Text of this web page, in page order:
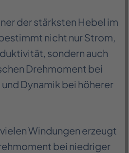
der stärksten Hebel im
nicht nur Strom,
sondern auch
Drehmoment bei
Dynamik bei höherer
Windungen erzeugt
bei niedriger